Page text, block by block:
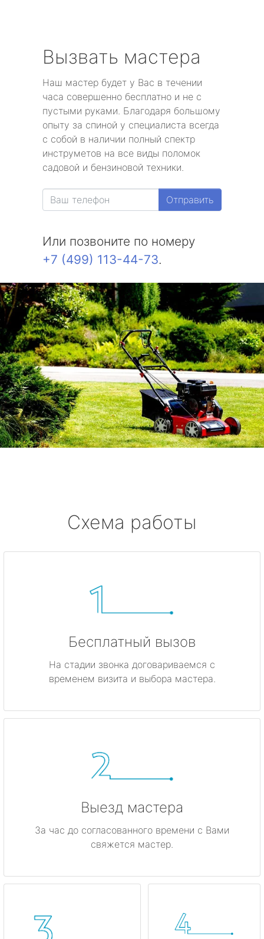
Вызвать мастера
Наш мастер будет у Вас в течении
часа совершенно бесплатно и не с
пустыми руками. Благодаря большому
опыту за спиной у специалиста всегда
с собой в наличии полный спектр
инструметов на все виды поломок
садовой и бензиновой техники.
Отправить
Или позвоните по номеру
+7 (499) 113-44-73.
Схема работы
Бесплатный вызов
На стадии звонка договариваемся с
временем визита и выбора мастера.
Выезд мастера
За час до согласованного времени с Вами
свяжется мастер.